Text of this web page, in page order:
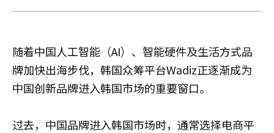
章 小
随着中国人工智能（AI）、智能硬件及生活方式品
牌加快出海步伐，韩国众筹平台Wadiz正逐渐成为
中国创新品牌进入韩国市场的重要窗口。
过去，中国品牌进入韩国市场时，通常选择电商平